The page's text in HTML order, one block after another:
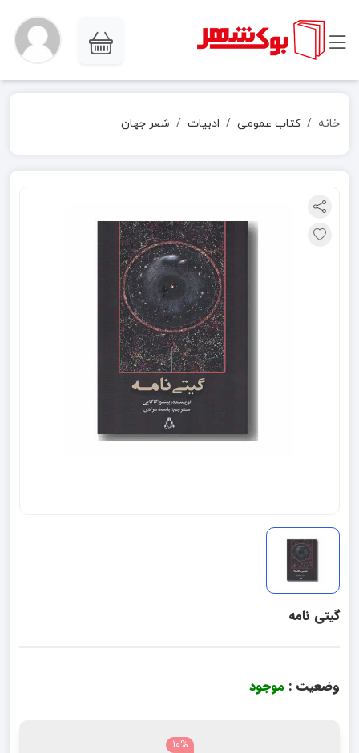
خانه کتاب عمومی ادبیات شعر جهان
گیتی نامه
وضعیت : موجود
10%